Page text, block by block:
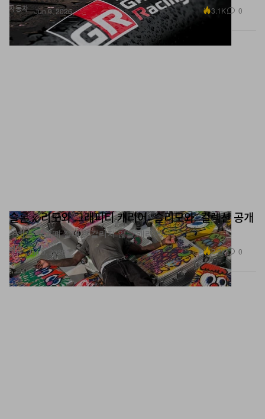
자동차 Jun 9, 2026
3.1K 0
패션
슬론 x 리모와 그래피티 캐리어 “슬리모와” 컬렉션 공개
수하물 찾을때 절대 헷갈리지 않을 캐리어.
Jun 9, 2026 2.2K 0